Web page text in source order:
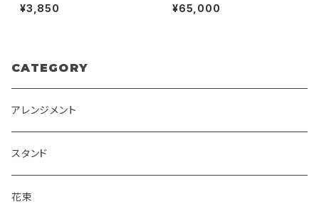
レンジメント かご入り 送料
別
¥3,850
束
¥65,000
CATEGORY
アレンジメント
スタンド
花束